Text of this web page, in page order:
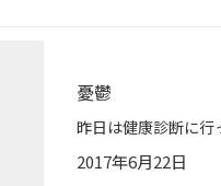
憂鬱
2017年6月22日